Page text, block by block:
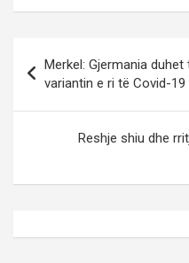
s
a
Merkel: Gjermania
variantin e ri të Covid-19
Reshje shiu dhe